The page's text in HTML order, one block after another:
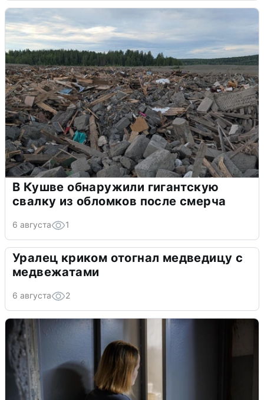
В Кушве обнаружили гигантскую
свалку из обломков после смерча
6 августа 1
Уралец криком отогнал медведицу с
медвежатами
6 августа 2